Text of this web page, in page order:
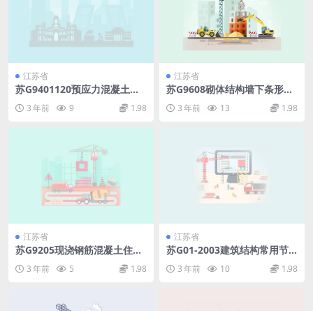
江苏省
苏G9401120预应力混凝土空
3 年前 9 1.98
江苏省
苏G9608砌体结构墙下条形基
3 年前 13 1.98
江苏省
苏G9205现浇钢筋混凝土住宅
3 年前 5 1.98
江苏省
苏G01-2003建筑结构常用节
3 年前 10 1.98